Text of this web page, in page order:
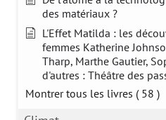
des matériaux ?
L'Effet Matilda : les
femmes Katherine
Tharp, Marthe Gautier,
d'autres : Théâtre des
Montrer tous les livres ( 58 )